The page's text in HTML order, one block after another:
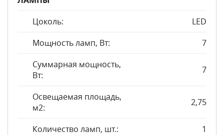
Цоколь:
LED
Мощность ламп, Вт:
7
Суммарная мощность,
Вт:
7
Освещаемая площадь,
м2:
2,75
Количество ламп, шт.:
1